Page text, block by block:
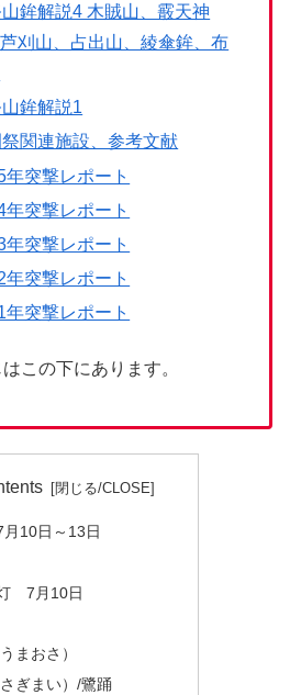
鉾解説4 木賊山、霰天神
刈山、占出山、綾傘鉾、布
鉾解説1
関連施設、参考文献
年突撃レポート
年突撃レポート
年突撃レポート
年突撃レポート
年突撃レポート
この下にあります。
10日～13日
7月10日
まおさ）
ぎまい）/鷺踊